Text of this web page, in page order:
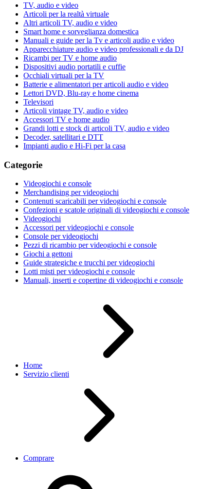
TV, audio e video
Articoli per la realtà virtuale
Altri articoli TV, audio e video
Smart home e sorveglianza domestica
Manuali e guide per la Tv e articoli audio e video
Apparecchiature audio e video professionali e da DJ
Ricambi per TV e home audio
Dispositivi audio portatili e cuffie
Occhiali virtuali per la TV
Batterie e alimentatori per articoli audio e video
Lettori DVD, Blu-ray e home cinema
Televisori
Articoli vintage TV, audio e video
Accessori TV e home audio
Grandi lotti e stock di articoli TV, audio e video
Decoder, satellitari e DTT
Impianti audio e Hi-Fi per la casa
Categorie
Videogiochi e console
Merchandising per videogiochi
Contenuti scaricabili per videogiochi e console
Confezioni e scatole originali di videogiochi e console
Videogiochi
Accessori per videogiochi e console
Console per videogiochi
Pezzi di ricambio per videogiochi e console
Giochi a gettoni
Guide strategiche e trucchi per videogiochi
Lotti misti per videogiochi e console
Manuali, inserti e copertine di videogiochi e console
Home
Servizio clienti
Comprare